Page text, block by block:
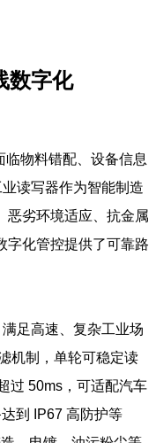
数字化
物料错配、设备信息
读写器作为智能制造
恶劣环境适应、抗金属
字化管控提供了可靠路
足高速、复杂工业场
机制，单轮可稳定读
过 50ms，可适配汽车
到 IP67 高防护等